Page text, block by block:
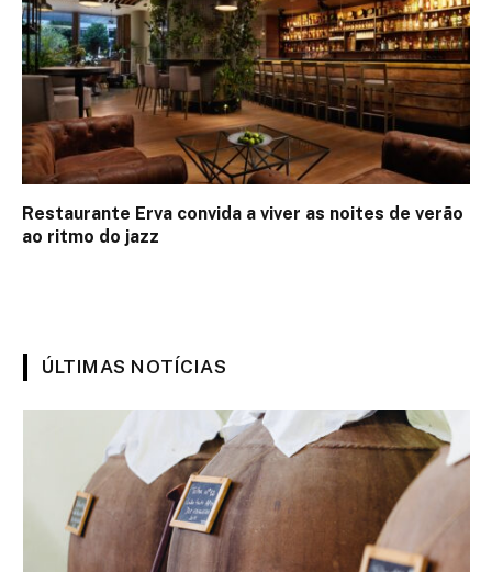
Restaurante Erva convida a viver as noites de verão
ao ritmo do jazz
ÚLTIMAS NOTÍCIAS